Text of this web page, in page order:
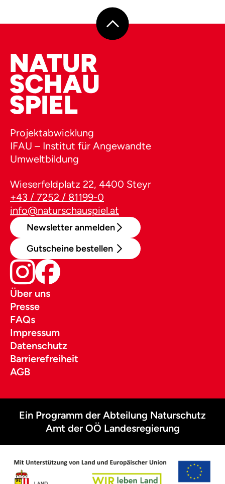
Projektabwicklung
IFAU – Institut für Angewandte
Umweltbildung
Wieserfeldplatz 22, 4400 Steyr
+43 / 7252 / 81199-0
info@naturschauspiel.at
Newsletter anmelden
Gutscheine bestellen
Über uns
Presse
FAQs
Impressum
Datenschutz
Barrierefreiheit
AGB
Ein Programm der Abteilung Naturschutz
Amt der OÖ Landesregierung